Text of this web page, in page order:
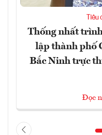
Tiêu
Thống nhất
lập thành phố
Bắc Ninh trực
Đọc